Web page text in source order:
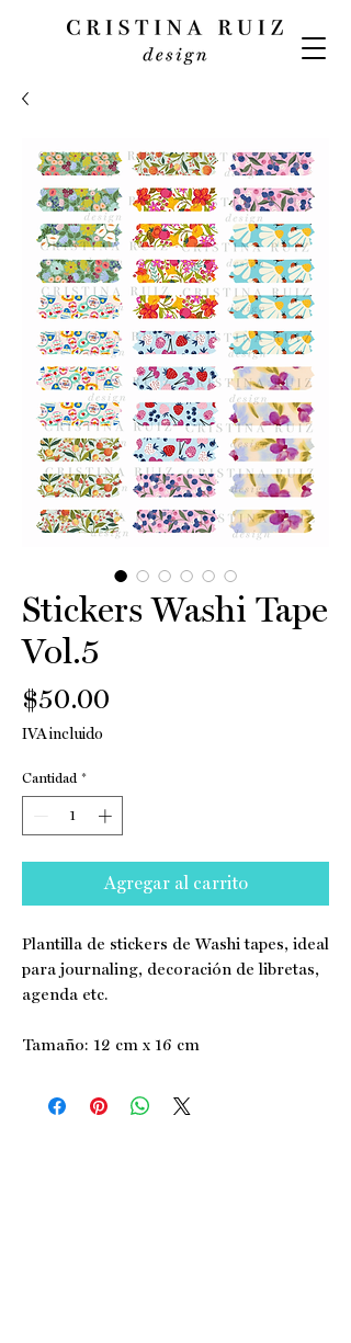
Stickers Washi Tape
Vol.5
$50.00
IVA incluido
Cantidad *
Agregar al carrito
Plantilla de stickers de Washi tapes, ideal
para journaling, decoración de libretas,
agenda etc.
Tamaño: 12 cm x 16 cm